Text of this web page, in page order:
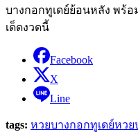
บางกอกทูเดย์ย้อนหลัง พร้อ
เด็ดงวดนี้
Facebook
X
Line
tags: หวยบางกอกทูเดย์หวย